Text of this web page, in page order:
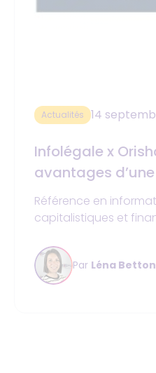
Actualités 14
Infolégale x
avantages
du risque
Référence en
capitalistiques et
intelligente pour
d’une entreprise.
d’informations sur la
Par Léna Betton